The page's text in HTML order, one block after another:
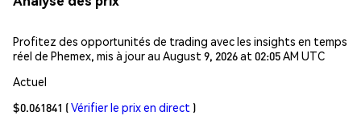
Profitez des opportunités de trading avec les insights en temps
réel de Phemex, mis à jour au August 9, 2026 at 02:05 AM UTC
Actuel
$0.061841 (Vérifier le prix en direct )